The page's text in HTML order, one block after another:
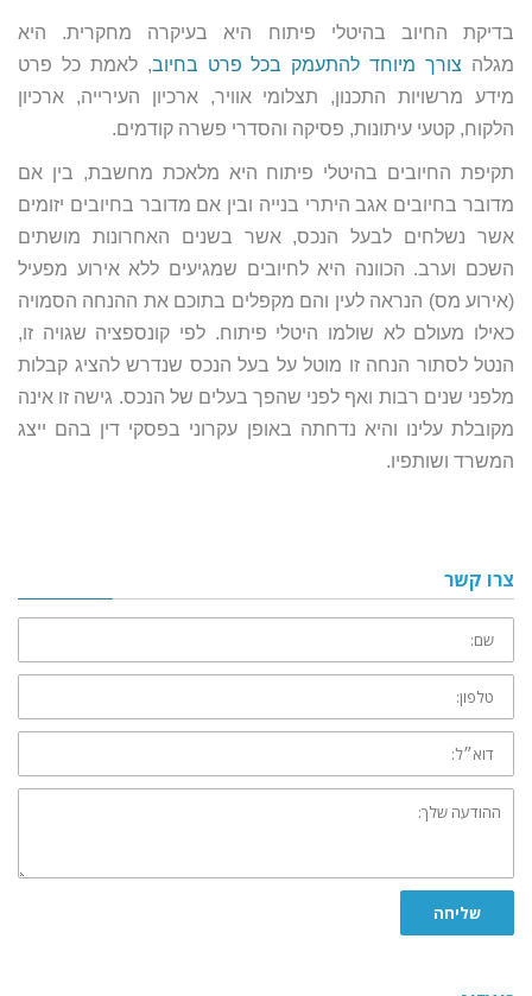
בדיקת החיוב בהיטלי פיתוח היא בעיקרה מחקרית. היא
מגלה צורך מיוחד להתעמק בכל פרט בחיוב, לאמת כל פרט
מידע מרשויות התכנון, תצלומי אוויר, ארכיון העירייה, ארכיון
הלקוח, קטעי עיתונות, פסיקה והסדרי פשרה קודמים.
תקיפת החיובים בהיטלי פיתוח היא מלאכת מחשבת, בין אם
מדובר בחיובים אגב היתרי בנייה ובין אם מדובר בחיובים יזומים
אשר נשלחים לבעל הנכס, אשר בשנים האחרונות מושתים
השכם וערב. הכוונה היא לחיובים שמגיעים ללא אירוע מפעיל
(אירוע מס) הנראה לעין והם מקפלים בתוכם את ההנחה הסמויה
כאילו מעולם לא שולמו היטלי פיתוח. לפי קונספציה שגויה זו,
הנטל לסתור הנחה זו מוטל על בעל הנכס שנדרש להציג קבלות
מלפני שנים רבות ואף לפני שהפך בעלים של הנכס. גישה זו אינה
מקובלת עלינו והיא נדחתה באופן עקרוני בפסקי דין בהם ייצג
המשרד ושותפיו.
צרו קשר
שם:
טלפון:
דוא״ל:
ההודעה
שלך:
שליחה